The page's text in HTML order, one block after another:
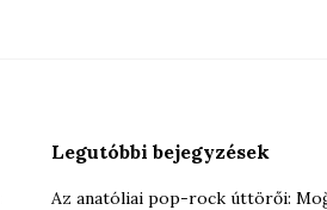
Legutóbbi bejegyzések
Az anatóliai pop-rock úttörői: